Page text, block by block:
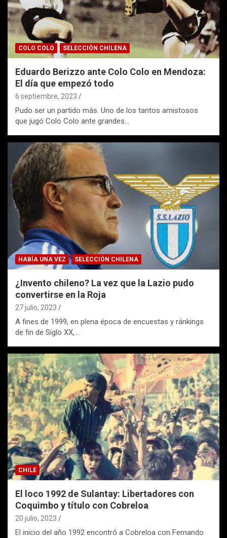
COLO COLO SELECCIÓN CHILENA
Eduardo Berizzo ante Colo Colo en Mendoza:
El día que empezó todo
6 septiembre, 2023
Pudo ser un partido más. Uno de los tantos amistosos
que jugó Colo Colo ante grandes…
HABÍA UNA VEZ SELECCIÓN CHILENA
¿Invento chileno? La vez que la Lazio pudo
convertirse en la Roja
27 julio, 2023
A fines de 1999, en plena época de encuestas y ránkings
de fin de Siglo XX,…
CHILE
El loco 1992 de Sulantay: Libertadores con
Coquimbo y título con Cobreloa
20 julio, 2023
El inicio del año 1992 encontró a Cobreloa con Fernando